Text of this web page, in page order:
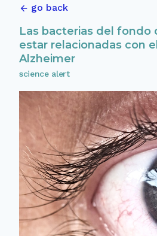
go back
Las bacterias del fondo
estar relacionadas con
Alzheimer
science alert